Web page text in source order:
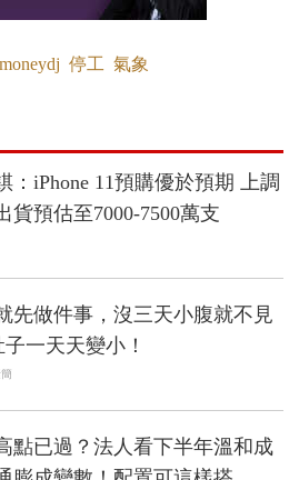
moneydj 停工 氣象
：iPhone 11預購優於預期 上調
貨預估至7000-7500萬支
先做件事，沒三天小腹就不見
一天天變小！
點已過？法人看下半年溫和成